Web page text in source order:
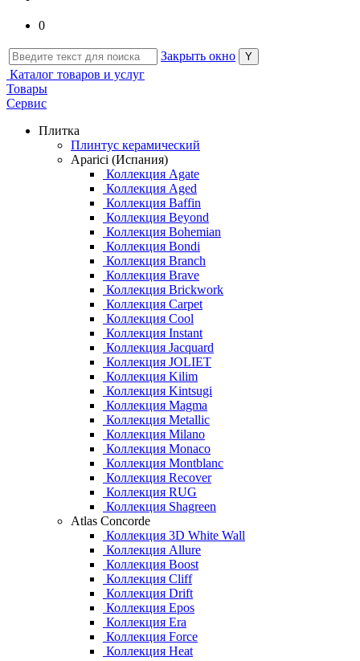
0
Закрыть окно
Каталог товаров и услуг
Товары
Сервис
Плитка
Плинтус керамический
Aparici (Испания)
Коллекция Agate
Коллекция Aged
Коллекция Baffin
Коллекция Beyond
Коллекция Bohemian
Коллекция Bondi
Коллекция Branch
Коллекция Brave
Коллекция Brickwork
Коллекция Carpet
Коллекция Cool
Коллекция Instant
Коллекция Jacquard
Коллекция JOLIET
Коллекция Kilim
Коллекция Kintsugi
Коллекция Magma
Коллекция Metallic
Коллекция Milano
Коллекция Monaco
Коллекция Montblanc
Коллекция Recover
Коллекция RUG
Коллекция Shagreen
Atlas Concorde
Коллекция 3D White Wall
Коллекция Allure
Коллекция Boost
Коллекция Cliff
Коллекция Drift
Коллекция Epos
Коллекция Era
Коллекция Force
Коллекция Heat